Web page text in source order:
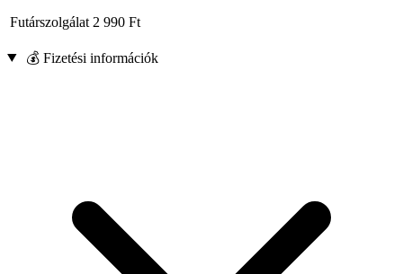
Futárszolgálat 2 990 Ft
💰 Fizetési információk